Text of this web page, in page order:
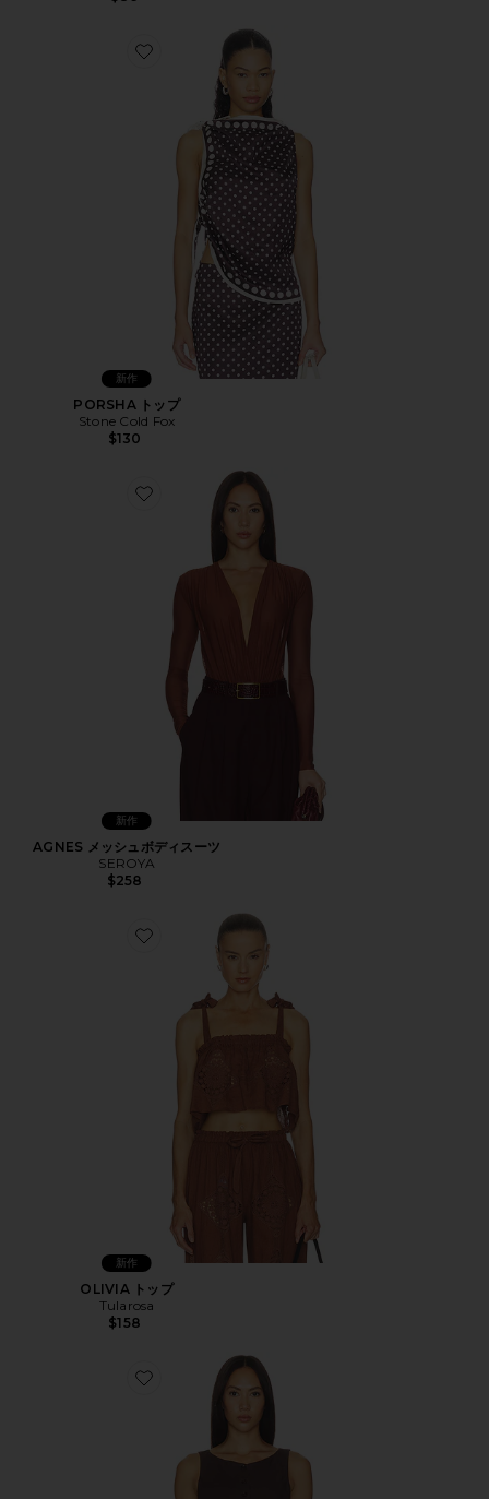
Favorite PORSHA トップ
新作
PORSHA トップ
Stone Cold Fox
$130
Favorite AGNES メッシュボディスーツ
新作
AGNES メッシュボディスーツ
SEROYA
$258
Favorite OLIVIA トップ
新作
OLIVIA トップ
Tularosa
$158
Favorite Trestles Twill Button Down Tank Top